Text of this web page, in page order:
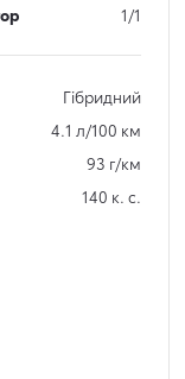
1/1
Гібридний
4.1 л/100 км
93 г/км
140 к. с.